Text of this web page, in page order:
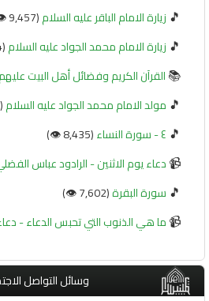
🎵 زيارة الامام الباقر عليه السلام(9,457 👁️)
🎵 زيارة الامام محمد الجواد عليه السلام(9,224 👁️)
📚القرآن الكريم وفضائل أهل البيت
🎵 مولد الامام محمد الجواد عليه السلام(8,743 👁️)
🎵 ٤ - سورة النساء (8,435 👁️)
📹دعاء يوم الاثنين - الرادود عباس
🎵 سورة البقرة(7,602 👁️)
📹ما هي الذنوب التي تحبس الدعاء -
وسائل التواصل